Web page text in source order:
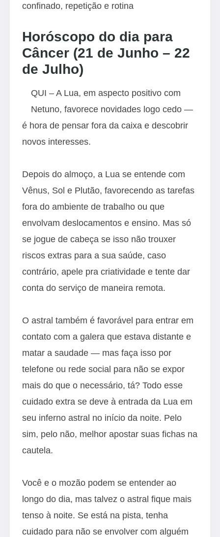
confinado, repetição e rotina
Horóscopo do dia para
Câncer (21 de Junho – 22
de Julho)
QUI – A Lua, em aspecto positivo com
Netuno, favorece novidades logo cedo —
é hora de pensar fora da caixa e descobrir
novos interesses.
Depois do almoço, a Lua se entende com
Vênus, Sol e Plutão, favorecendo as tarefas
fora do ambiente de trabalho ou que
envolvam deslocamentos e ensino. Mas só
se jogue de cabeça se isso não trouxer
riscos extras para a sua saúde, caso
contrário, apele pra criatividade e tente dar
conta do serviço de maneira remota.
O astral também é favorável para entrar em
contato com a galera que estava distante e
matar a saudade — mas faça isso por
telefone ou rede social para não se expor
mais do que o necessário, tá? Todo esse
cuidado extra se deve à entrada da Lua em
seu inferno astral no início da noite. Pelo
sim, pelo não, melhor apostar suas fichas na
cautela.
Você e o mozão podem se entender ao
longo do dia, mas talvez o astral fique mais
tenso à noite. Se está na pista, tenha
cuidado para não se envolver com alguém